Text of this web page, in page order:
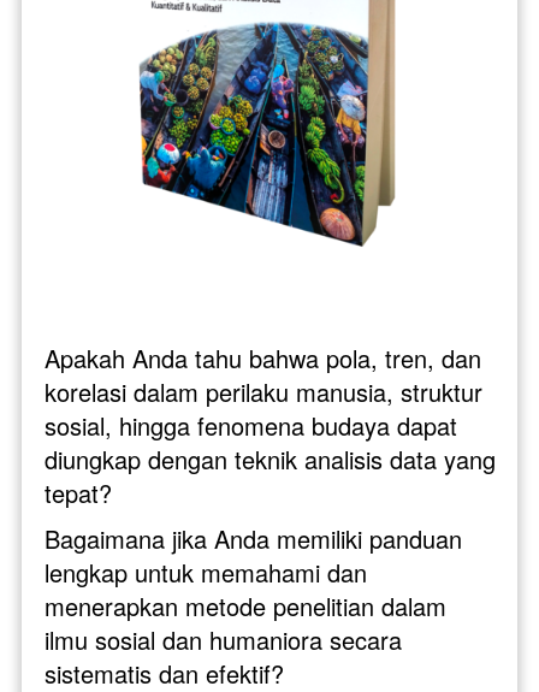
Apakah Anda tahu bahwa pola, tren, dan
korelasi dalam perilaku manusia, struktur
sosial, hingga fenomena budaya dapat
diungkap dengan teknik analisis data yang
tepat?
Bagaimana jika Anda memiliki panduan
lengkap untuk memahami dan
menerapkan metode penelitian dalam
ilmu sosial dan humaniora secara
sistematis dan efektif?